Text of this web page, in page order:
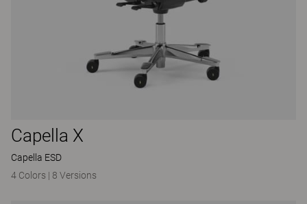
Capella X
Capella ESD
4 Colors | 8 Versions